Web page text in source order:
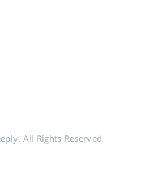
All Rights Reserved